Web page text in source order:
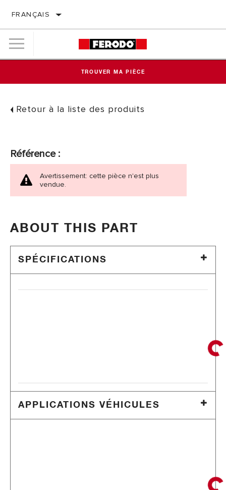
FRANÇAIS
TROUVER MA PIÈCE
Retour à la liste des produits
Référence :
Avertissement: cette pièce n'est plus
vendue.
ABOUT THIS PART
SPÉCIFICATIONS
APPLICATIONS VÉHICULES